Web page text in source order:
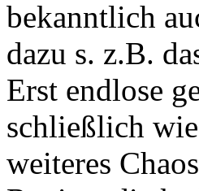
bekanntlich
dazu s. z.B.
Erst endlose
schließlich
weiteres